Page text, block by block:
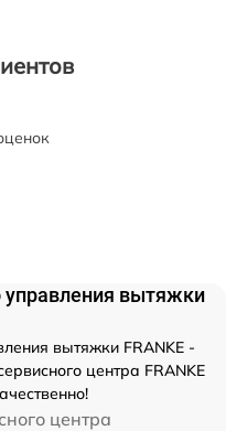
управления вытяжки
вытяжки FRANKE -
центра FRANKE
центра